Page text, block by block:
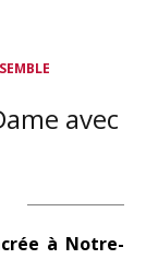
avec
à Notre-